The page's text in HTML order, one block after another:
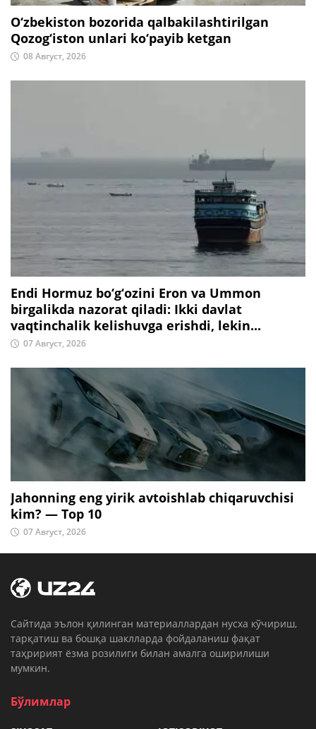
O‘zbekiston bozorida qalbakilashtirilgan
Qozog‘iston unlari ko‘payib ketgan
08 Август, 2026
Endi Hormuz bo‘g‘ozini Eron va Ummon
birgalikda nazorat qiladi: Ikki davlat
vaqtinchalik kelishuvga erishdi, lekin...
07 Август, 2026
Jahonning eng yirik avtoishlab chiqaruvchisi
kim? — Top 10
07 Август, 2026
Cайтида эълон қилинган материаллардан нусха кўчириш,
тарқатиш ва бошқа шаклларда фойдаланиш фақат
таҳририят ёзма розилиги билан амалга оширилиши
мумкин.
Бўлимлар